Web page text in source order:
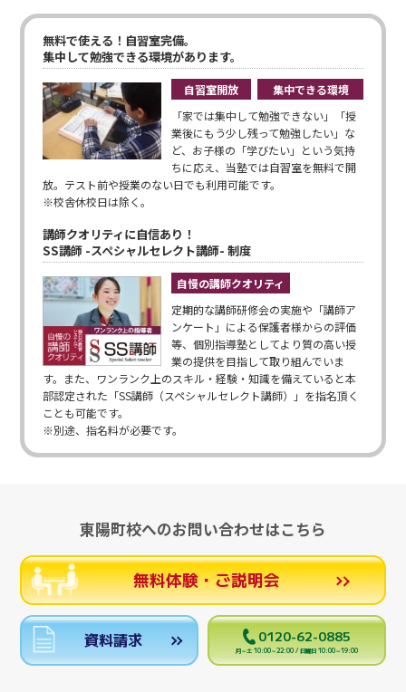
無料で使える！自習室完備。
集中して勉強できる環境があります。
自習室開放
集中できる環境
「家では集中して勉強できない」「授
業後にもう少し残って勉強したい」な
ど、お子様の「学びたい」という気持
ちに応え、当塾では自習室を無料で開
放。テスト前や授業のない日でも利用可能です。
※校舎休校日は除く。
講師クオリティに自信あり！
SS講師 -スペシャルセレクト講師- 制度
自慢の講師クオリティ
定期的な講師研修会の実施や「講師ア
ンケート」による保護者様からの評価
等、個別指導塾としてより質の高い授
業の提供を目指して取り組んでいま
す。また、ワンランク上のスキル・経験・知識を備えていると本
部認定された「SS講師（スペシャルセレクト講師）」を指名頂く
ことも可能です。
※別途、指名料が必要です。
東陽町校へのお問い合わせはこちら
無料体験・ご説明会
資料請求 0120-62-0885
月～土 10:00～22:00 / 日曜日 10:00～19:00